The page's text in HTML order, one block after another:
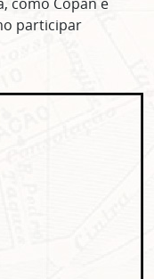
participar